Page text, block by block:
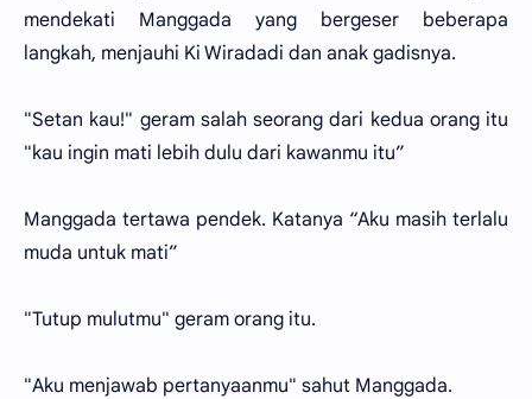
mendekati Manggada yang bergeser beberapa
langkah, menjauhi Ki Wiradadi dan anak gadisnya.
"Setan kau!" geram salah seorang dari kedua orang itu
"kau ingin mati lebih dulu dari kawanmu itu”
Manggada tertawa pendek. Katanya “Aku masih terlalu
muda untuk mati”
"Tutup mulutmu" geram orang itu.
"Aku menjawab pertanyaanmu" sahut Manggada.